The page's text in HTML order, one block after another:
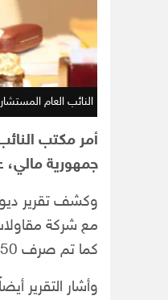
النائب العام
أمر مكتب
جمهورية مالي،
وكشف تقرير
كما تم صرف 50% من قيمة العقد دون إتمام الأعمال المتفق عليها.